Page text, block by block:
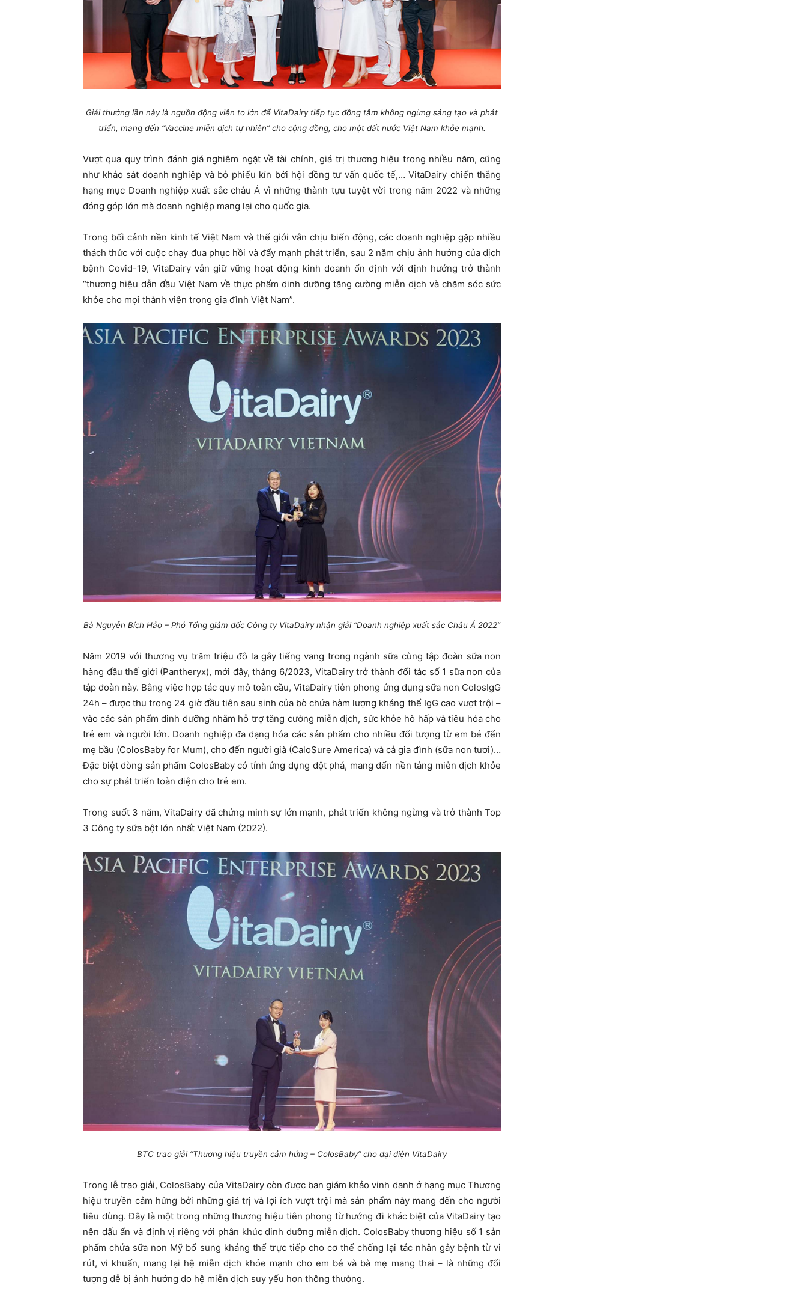
Giải thưởng lần này là nguồn động viên to lớn để VitaDairy tiếp tục đồng tâm không ngừng sáng tạo và phát
triển, mang đến “Vaccine miễn dịch tự nhiên” cho cộng đồng, cho một đất nước Việt Nam khỏe mạnh.
Vượt qua quy trình đánh giá nghiêm ngặt về tài chính, giá trị thương hiệu trong nhiều năm, cũng
như khảo sát doanh nghiệp và bỏ phiếu kín bởi hội đồng tư vấn quốc tế,… VitaDairy chiến thắng
hạng mục Doanh nghiệp xuất sắc châu Á vì những thành tựu tuyệt vời trong năm 2022 và những
đóng góp lớn mà doanh nghiệp mang lại cho quốc gia.
Trong bối cảnh nền kinh tế Việt Nam và thế giới vẫn chịu biến động, các doanh nghiệp gặp nhiều
thách thức với cuộc chạy đua phục hồi và đẩy mạnh phát triển, sau 2 năm chịu ảnh hưởng của dịch
bệnh Covid-19, VitaDairy vẫn giữ vững hoạt động kinh doanh ổn định với định hướng trở thành
“thương hiệu dẫn đầu Việt Nam về thực phẩm dinh dưỡng tăng cường miễn dịch và chăm sóc sức
khỏe cho mọi thành viên trong gia đình Việt Nam”.
Bà Nguyễn Bích Hảo – Phó Tổng giám đốc Công ty VitaDairy nhận giải “Doanh nghiệp xuất sắc Châu Á 2022”
Năm 2019 với thương vụ trăm triệu đô la gây tiếng vang trong ngành sữa cùng tập đoàn sữa non
hàng đầu thế giới (Pantheryx), mới đây, tháng 6/2023, VitaDairy trở thành đối tác số 1 sữa non của
tập đoàn này. Bằng việc hợp tác quy mô toàn cầu, VitaDairy tiên phong ứng dụng sữa non ColosIgG
24h – được thu trong 24 giờ đầu tiên sau sinh của bò chứa hàm lượng kháng thể IgG cao vượt trội –
vào các sản phẩm dinh dưỡng nhằm hỗ trợ tăng cường miễn dịch, sức khỏe hô hấp và tiêu hóa cho
trẻ em và người lớn. Doanh nghiệp đa dạng hóa các sản phẩm cho nhiều đối tượng từ em bé đến
mẹ bầu (ColosBaby for Mum), cho đến người già (CaloSure America) và cả gia đình (sữa non tươi)…
Đặc biệt dòng sản phẩm ColosBaby có tính ứng dụng đột phá, mang đến nền tảng miễn dịch khỏe
cho sự phát triển toàn diện cho trẻ em.
Trong suốt 3 năm, VitaDairy đã chứng minh sự lớn mạnh, phát triển không ngừng và trở thành Top
3 Công ty sữa bột lớn nhất Việt Nam (2022).
BTC trao giải “Thương hiệu truyền cảm hứng – ColosBaby” cho đại diện VitaDairy
Trong lễ trao giải, ColosBaby của VitaDairy còn được ban giám khảo vinh danh ở hạng mục Thương
hiệu truyền cảm hứng bởi những giá trị và lợi ích vượt trội mà sản phẩm này mang đến cho người
tiêu dùng. Đây là một trong những thương hiệu tiên phong từ hướng đi khác biệt của VitaDairy tạo
nên dấu ấn và định vị riêng với phân khúc dinh dưỡng miễn dịch. ColosBaby thương hiệu số 1 sản
phẩm chứa sữa non Mỹ bổ sung kháng thể trực tiếp cho cơ thể chống lại tác nhân gây bệnh từ vi
rút, vi khuẩn, mang lại hệ miễn dịch khỏe mạnh cho em bé và bà mẹ mang thai – là những đối
tượng dễ bị ảnh hưởng do hệ miễn dịch suy yếu hơn thông thường.